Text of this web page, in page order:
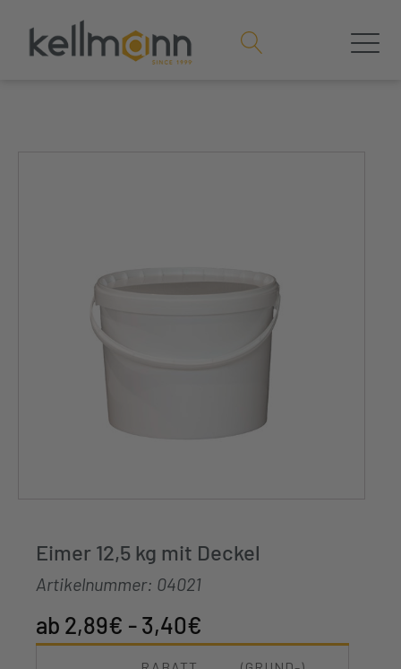
Eimer 12,5 kg mit Deckel
Artikelnummer: 04021
2,89€ -3,40€